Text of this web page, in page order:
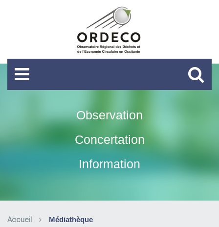
Observation
Concertation
Information
Accueil Médiathèque